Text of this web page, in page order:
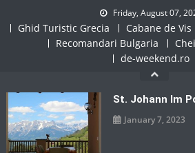
Friday, August 07,
Ghid Turistic Grecia Cabane de Vis
Recomandari Bulgaria
de-weekend.ro
St. Johann Im
January 7, 2023